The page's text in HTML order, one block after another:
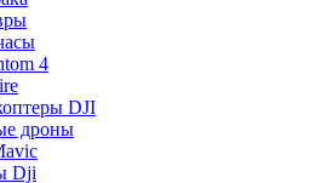
4
DJI
дроны
Dji